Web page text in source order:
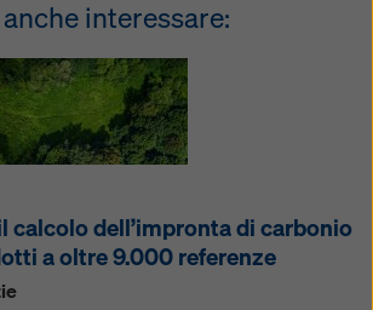
interessare:
calcolo dell’impronta di carbonio
a oltre 9.000 referenze